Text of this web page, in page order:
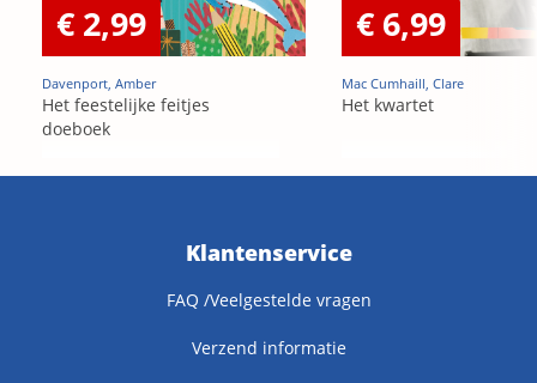
€ 2,99
Davenport, Amber
Het feestelijke feitjes
doeboek
€ 6,99
Mac Cumhaill, Clare
Het kwartet
Klantenservice
FAQ /Veelgestelde vragen
Verzend informatie